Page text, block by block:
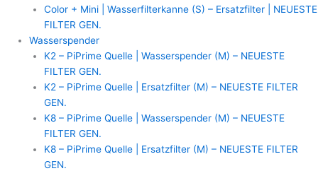
Color + Mini | Wasserfilterkanne (S) – Ersatzfilter | NEUESTE
FILTER GEN.
Wasserspender
K2 – PiPrime Quelle | Wasserspender (M) – NEUESTE
FILTER GEN.
K2 – PiPrime Quelle | Ersatzfilter (M) – NEUESTE FILTER
GEN.
K8 – PiPrime Quelle | Wasserspender (M) – NEUESTE
FILTER GEN.
K8 – PiPrime Quelle | Ersatzfilter (M) – NEUESTE FILTER
GEN.